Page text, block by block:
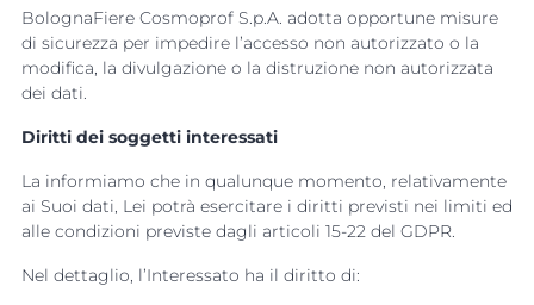
BolognaFiere Cosmoprof S.p.A. adotta opportune misure
di sicurezza per impedire l’accesso non autorizzato o la
modifica, la divulgazione o la distruzione non autorizzata
dei dati.
Diritti dei soggetti interessati
La informiamo che in qualunque momento, relativamente
ai Suoi dati, Lei potrà esercitare i diritti previsti nei limiti ed
alle condizioni previste dagli articoli 15-22 del GDPR.
Nel dettaglio, l’Interessato ha il diritto di: